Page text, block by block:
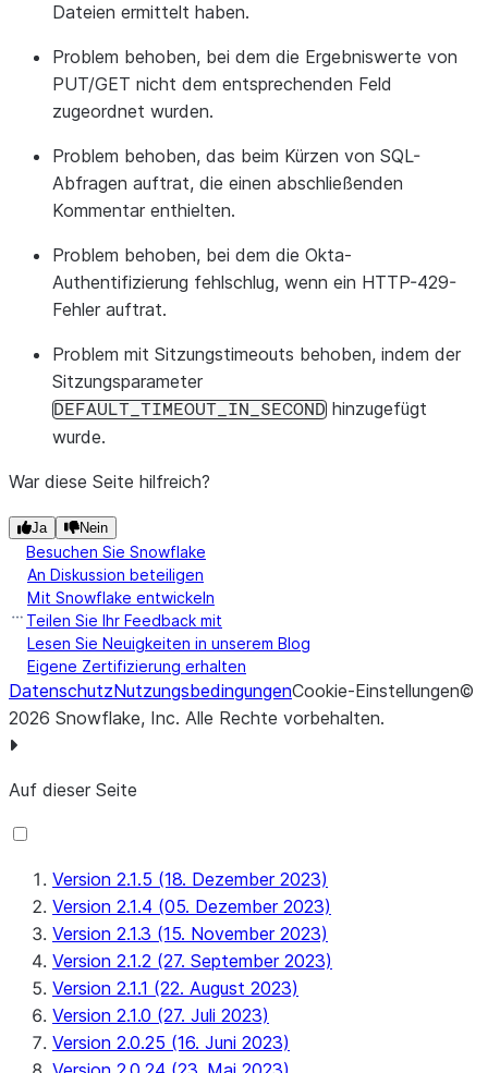
Dateien ermittelt haben.
Problem behoben, bei dem die Ergebniswerte von
PUT/GET nicht dem entsprechenden Feld
zugeordnet wurden.
Problem behoben, das beim Kürzen von SQL-
Abfragen auftrat, die einen abschließenden
Kommentar enthielten.
Problem behoben, bei dem die Okta-
Authentifizierung fehlschlug, wenn ein HTTP-429-
Fehler auftrat.
Problem mit Sitzungstimeouts behoben, indem der
Sitzungsparameter
DEFAULT_TIMEOUT_IN_SECOND hinzugefügt
wurde.
War diese Seite hilfreich?
Ja Nein
Besuchen Sie Snowflake
An Diskussion beteiligen
Mit Snowflake entwickeln
Teilen Sie Ihr Feedback mit
Lesen Sie Neuigkeiten in unserem Blog
Eigene Zertifizierung erhalten
DatenschutzNutzungsbedingungenCookie-Einstellungen©
2026 Snowflake, Inc. Alle Rechte vorbehalten.
Auf dieser Seite
Version 2.1.5 (18. Dezember 2023)
Version 2.1.4 (05. Dezember 2023)
Version 2.1.3 (15. November 2023)
Version 2.1.2 (27. September 2023)
Version 2.1.1 (22. August 2023)
Version 2.1.0 (27. Juli 2023)
Version 2.0.25 (16. Juni 2023)